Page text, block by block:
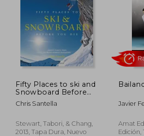
Fifty Places to ski and
Snowboard Before
you Die: Downhill
Experts Share the
Destinations (en
Inglés)
Chris Santella
Stewart, Tabori, & Chang,
2013, Tapa Dura, Nuevo
Javier
Amat
Edición,